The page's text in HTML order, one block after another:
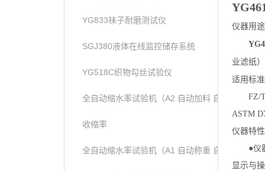
YG833袜子耐磨测试仪
SGJ380液体在线监控储存系统
YG518C织物勾丝试验仪
全自动缩水率试验机（A2 自动加料 自动称重）
收缩率
全自动缩水率试验机（A1 自动称重 自动加液））
仪器用
业滤纸
适用标准
FZ/
ASTM
仪器特性
●仪
显示与